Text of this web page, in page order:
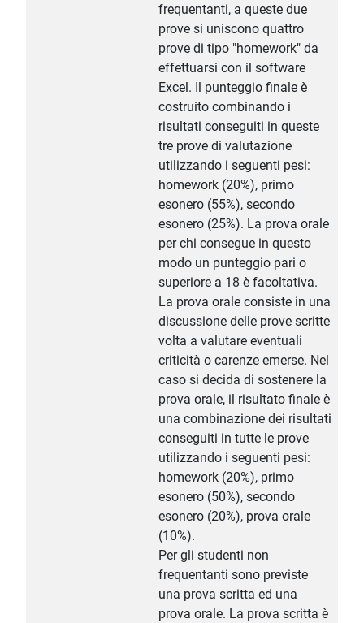
frequentanti, a queste due
prove si uniscono quattro
prove di tipo "homework" da
effettuarsi con il software
Excel. Il punteggio finale è
costruito combinando i
risultati conseguiti in queste
tre prove di valutazione
utilizzando i seguenti pesi:
homework (20%), primo
esonero (55%), secondo
esonero (25%). La prova orale
per chi consegue in questo
modo un punteggio pari o
superiore a 18 è facoltativa.
La prova orale consiste in una
discussione delle prove scritte
volta a valutare eventuali
criticità o carenze emerse. Nel
caso si decida di sostenere la
prova orale, il risultato finale è
una combinazione dei risultati
conseguiti in tutte le prove
utilizzando i seguenti pesi:
homework (20%), primo
esonero (50%), secondo
esonero (20%), prova orale
(10%).
Per gli studenti non
frequentanti sono previste
una prova scritta ed una
prova orale. La prova scritta è